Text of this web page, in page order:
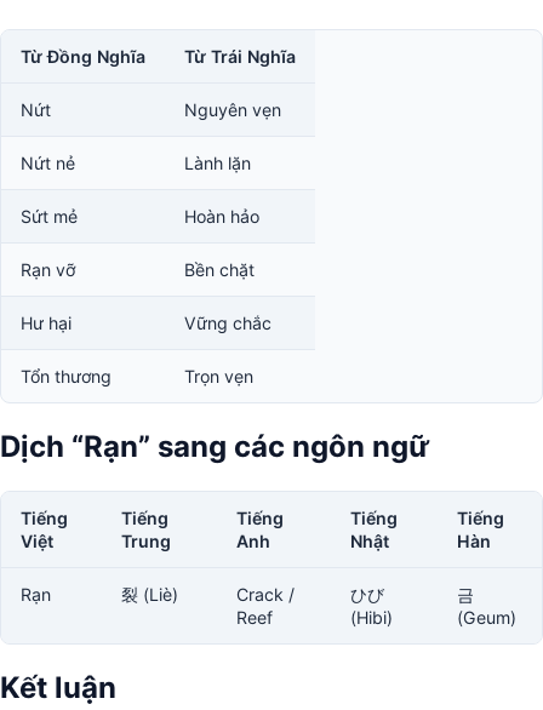
Từ Đồng Nghĩa Từ Trái Nghĩa
Nứt Nguyên vẹn
Nứt nẻ Lành lặn
Sứt mẻ Hoàn hảo
Rạn vỡ Bền chặt
Hư hại Vững chắc
Tổn thương Trọn vẹn
Dịch “Rạn” sang các ngôn ngữ
Tiếng
Việt
Tiếng
Trung
Tiếng
Anh
Tiếng
Nhật
Tiếng
Hàn
Rạn 裂 (Liè)
Crack /
Reef
ひび
(Hibi)
금
(Geum)
Kết luận